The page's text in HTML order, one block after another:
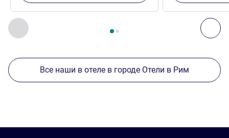
Назад - Другие отели поблизости
Страница , Другие отели поблизости 1 :, Другие
Все наши в отеле в городе Отели в Рим